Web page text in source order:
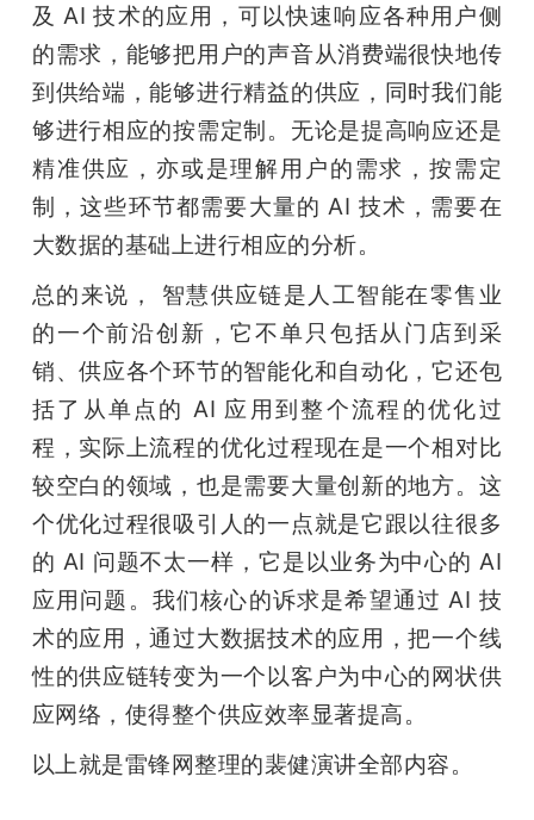
及 AI 技术的应用，可以快速响应各种用户侧
的需求，能够把用户的声音从消费端很快地传
到供给端，能够进行精益的供应，同时我们能
够进行相应的按需定制。无论是提高响应还是
精准供应，亦或是理解用户的需求，按需定
制，这些环节都需要大量的 AI 技术，需要在
大数据的基础上进行相应的分析。
总的来说， 智慧供应链是人工智能在零售业
的一个前沿创新，它不单只包括从门店到采
销、供应各个环节的智能化和自动化，它还包
括了从单点的 AI 应用到整个流程的优化过
程，实际上流程的优化过程现在是一个相对比
较空白的领域，也是需要大量创新的地方。这
个优化过程很吸引人的一点就是它跟以往很多
的 AI 问题不太一样，它是以业务为中心的 AI
应用问题。我们核心的诉求是希望通过 AI 技
术的应用，通过大数据技术的应用，把一个线
性的供应链转变为一个以客户为中心的网状供
应网络，使得整个供应效率显著提高。
以上就是雷锋网整理的裴健演讲全部内容。